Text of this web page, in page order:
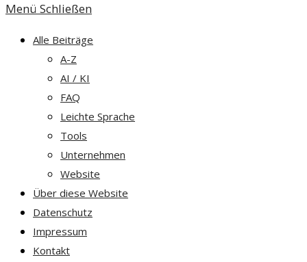
Menü Schließen
Alle Beiträge
A-Z
AI / KI
FAQ
Leichte Sprache
Tools
Unternehmen
Website
Über diese Website
Datenschutz
Impressum
Kontakt